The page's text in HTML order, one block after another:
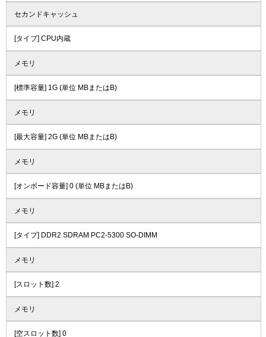
セカンドキャッシュ
[タイプ] CPU内蔵
メモリ
[標準容量] 1G (単位 MBまたはB)
メモリ
[最大容量] 2G (単位 MBまたはB)
メモリ
[オンボード容量] 0 (単位 MBまたはB)
メモリ
[タイプ] DDR2 SDRAM PC2-5300 SO-DIMM
メモリ
[スロット数] 2
メモリ
[空スロット数] 0